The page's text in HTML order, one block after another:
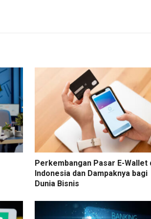
Perkembangan Pasar E-Wallet
Indonesia dan Dampaknya bagi
Dunia Bisnis